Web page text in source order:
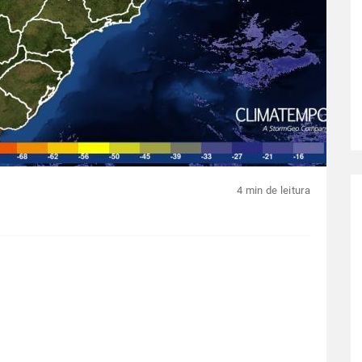
4 min de leitura